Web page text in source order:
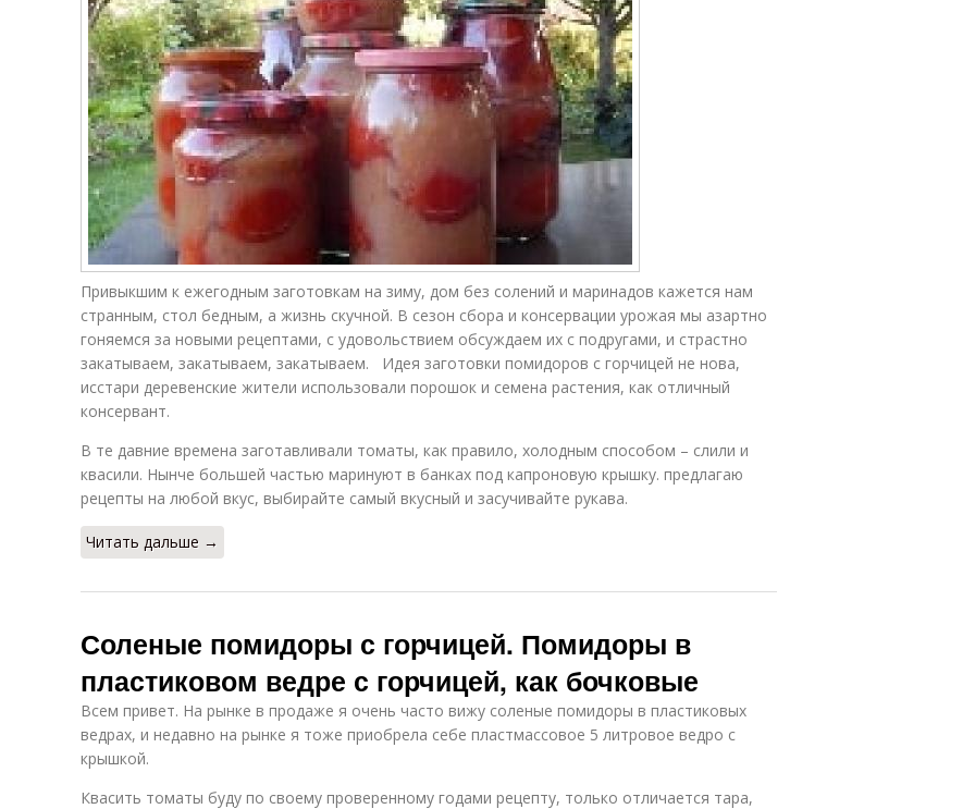
Привыкшим к ежегодным заготовкам на зиму, дом без солений и маринадов кажется нам
странным, стол бедным, а жизнь скучной. В сезон сбора и консервации урожая мы азартно
гоняемся за новыми рецептами, с удовольствием обсуждаем их с подругами, и страстно
закатываем, закатываем, закатываем. Идея заготовки помидоров с горчицей не нова,
исстари деревенские жители использовали порошок и семена растения, как отличный
консервант.
В те давние времена заготавливали томаты, как правило, холодным способом – слили и
квасили. Нынче большей частью маринуют в банках под капроновую крышку. предлагаю
рецепты на любой вкус, выбирайте самый вкусный и засучивайте рукава.
Читать дальше →
Соленые помидоры с горчицей. Помидоры в
пластиковом ведре с горчицей, как бочковые
Всем привет. На рынке в продаже я очень часто вижу соленые помидоры в пластиковых
ведрах, и недавно на рынке я тоже приобрела себе пластмассовое 5 литровое ведро с
крышкой.
Квасить томаты буду по своему проверенному годами рецепту, только отличается тара,